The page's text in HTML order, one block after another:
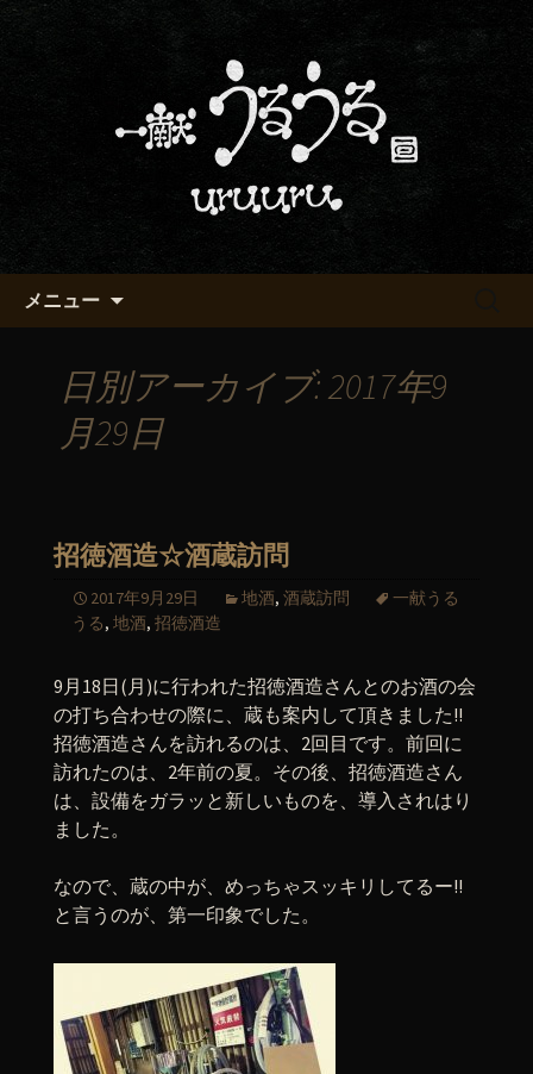
京都・五条でおいしい地酒が飲
める「一献うるうる」のブロ
京都・五条烏丸の町屋居酒屋「一献う
るうる」からのお知らせ
メニュー
日別アーカイブ: 2017年9
月29日
招徳酒造☆酒蔵訪問
2017年9月29日 地酒, 酒蔵訪問
一献うる
うる, 地酒, 招徳酒造
9月18日(月)に行われた招徳酒造さんとのお酒の会
の打ち合わせの際に、蔵も案内して頂きました!!
招徳酒造さんを訪れるのは、2回目です。前回に
訪れたのは、2年前の夏。その後、招徳酒造さん
は、設備をガラッと新しいものを、導入されはり
ました。
なので、蔵の中が、めっちゃスッキリしてるー!!
と言うのが、第一印象でした。